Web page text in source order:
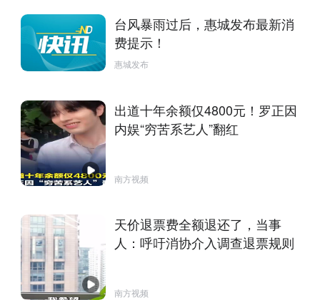
台风暴雨过后，惠城发布最新消
费提示！
惠城发布
出道十年余额仅4800元！罗正因
内娱“穷苦系艺人”翻红
南方视频
天价退票费全额退还了，当事
人：呼吁消协介入调查退票规则
南方视频